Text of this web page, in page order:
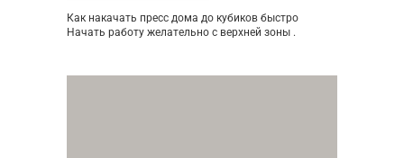
Как накачать пресс дома до кубиков быстро
Начать работу желательно с верхней зоны .